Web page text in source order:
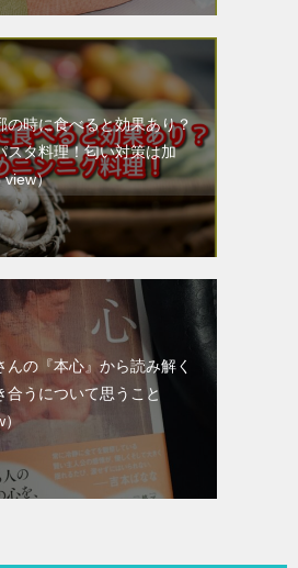
の時に食べると効果あり？
スタ料理！匂い対策は加
view）
んの『本心』から読み解く
合うについて思うこと